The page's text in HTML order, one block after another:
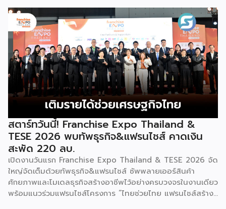
2026 ให้แก่ผู้ประกอบธุรกิจแฟรนไชส์ที่อยู่ในการส่งเสริมสนับสนุน
ของกรมฯ นายพูนพงษ์ นัยนาภากรณ์ อธิบดีกรมพัฒนาธุรกิจ
การค้า กระทรวงพาณิชย์ เปิดเผยภายหลังเป็นประธานเปิดงาน
“งานแฟรนไชส์ เอ็กซ์โป ไทยแลนด์ บาย สมาร์ท เอสเอ็มอี เอ็กซ์
โป (Franchise Expo Thailand by Smart SME Expo)” ซึ่ง
เป็นงานแสดงธุรกิจแฟรนไชส์ชั้นนำที่จัดขึ้นโดย บริษัท พีเอ็มจี
คอร์ปอเรชัน จำกัด เพื่อยกระดับศักยภาพของผู้ประกอบการและ
เจ้าของธุรกิจที่ต้องการขยายกิจการผ่านระบบแฟรนไชส์ […]
สตาร์ทวันนี้! Franchise Expo Thailand &
TESE 2026 พบทัพธุรกิจ&แฟรนไชส์ คาดเงิน
สะพัด 220 ลบ.
เปิดงานวันแรก Franchise Expo Thailand & TESE 2026 จัด
ใหญ่จัดเต็มด้วยทัพธุรกิจ&แฟรนไชส์ ซัพพลายเออร์สินค้า
ศักยภาพและโมเดลธุรกิจสร้างอาชีพไว้อย่างครบวงจรในงานเดียว
พร้อมแนวร่วมแฟรนไชส์โครงการ “ไทยช่วยไทย แฟรนไชส์สร้าง